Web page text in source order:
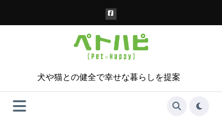
犬や猫との健全で幸せな暮らしを提案